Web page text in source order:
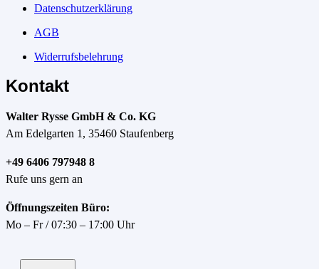
Datenschutzerklärung
AGB
Widerrufsbelehrung
Kontakt
Walter Rysse GmbH & Co. KG
Am Edelgarten 1, 35460 Staufenberg
+49 6406 797948 8
Rufe uns gern an
Öffnungszeiten Büro:
Mo – Fr / 07:30 – 17:00 Uhr